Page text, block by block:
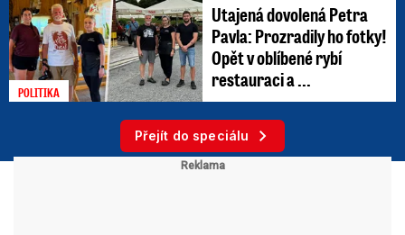
POLITIKA
Utajená dovolená Petra
Pavla: Prozradily ho fotky!
Opět v oblíbené rybí
restauraci a ...
Přejít do speciálu